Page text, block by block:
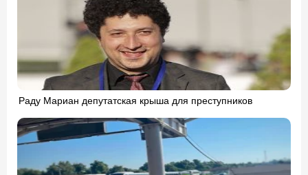
Раду Мариан депутатская крыша для преступников